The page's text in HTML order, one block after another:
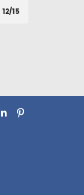
12/15